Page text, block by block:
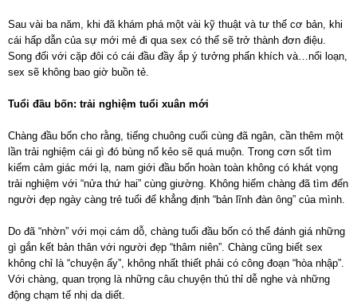
Sau vài ba năm, khi đã khám phá một vài kỹ thuật và tư thế cơ bản, khi
cái hấp dẫn của sự mới mẻ đi qua sex có thể sẽ trở thành đơn điệu.
Song đối với cặp đôi có cái đầu đầy ắp ý tưởng phấn khích và…nổi loạn,
sex sẽ không bao giờ buồn tẻ.
Tuổi đầu bốn: trải nghiệm tuổi xuân mới
Chàng đầu bốn cho rằng, tiếng chuông cuối cùng đã ngân, cần thêm một
lần trải nghiệm cái gì đó bùng nổ kẻo sẽ quá muộn. Trong cơn sốt tìm
kiếm cảm giác mới lạ, nam giới đầu bốn hoàn toàn không có khát vọng
trải nghiệm với “nửa thứ hai” cùng giường. Không hiếm chàng đã tìm đến
người đẹp ngày càng trẻ tuổi để khẳng định “bản lĩnh đàn ông” của mình.
Do đã “nhờn” với mọi cám dỗ, chàng tuổi đầu bốn có thể đánh giá những
gì gắn kết bản thân với người đẹp “thâm niên”. Chàng cũng biết sex
không chỉ là “chuyện ấy”, không nhất thiết phải có công đoạn “hòa nhập”.
Với chàng, quan trọng là những câu chuyện thủ thỉ dễ nghe và những
động chạm tế nhị da diết.